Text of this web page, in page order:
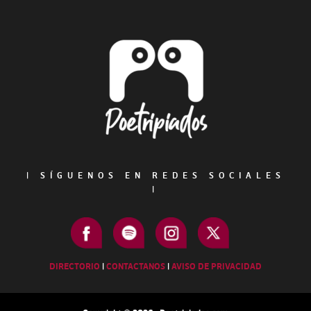
|
SÍGUENOS EN REDES SOCIALES
|
DIRECTORIO |CONTACTANOS |AVISO DE PRIVACIDAD